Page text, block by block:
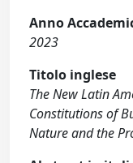
Anno
2023
Titolo inglese
The New Latin
Constitutions of
Nature and the